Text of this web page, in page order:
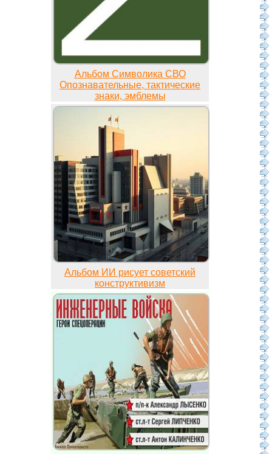
Альбом Символика СВО
Опознавательные, тактические
знаки, эмблемы
Альбом ИИ рисует советский
конструктивизм